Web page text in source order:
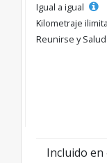
Igual a igual
Kilometraje
Reunirse y
Incluido en